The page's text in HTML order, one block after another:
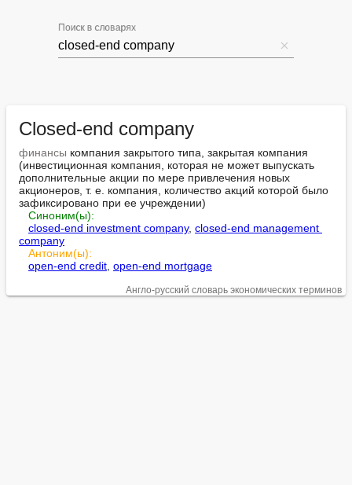
Поиск в словарях
Closed-end company
финансы компания закрытого типа, закрытая компания
(инвестиционная компания, которая не может выпускать
дополнительные акции по мере привлечения новых
акционеров, т. е. компания, количество акций которой было
зафиксировано при ее учреждении)
Синоним(ы):
closed-end investment company, closed-end management
company
Антоним(ы):
open-end credit open-end mortgage
Англо-русский словарь экономических терминов